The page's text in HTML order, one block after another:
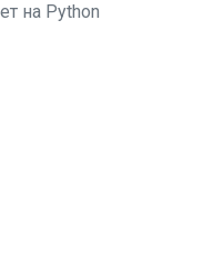
на Python